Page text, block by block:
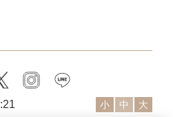
twitter instagram
小 中 大